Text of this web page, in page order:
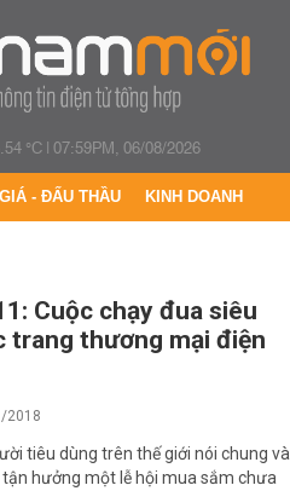
°C|07:59PM, 06/08/2026
- ĐẤU THẦU KINH DOANH
Cuộc chạy đua siêu
trang thương mại điện
2018
tiêu dùng trên thế giới nói chung và
hưởng một lễ hội mua sắm chưa